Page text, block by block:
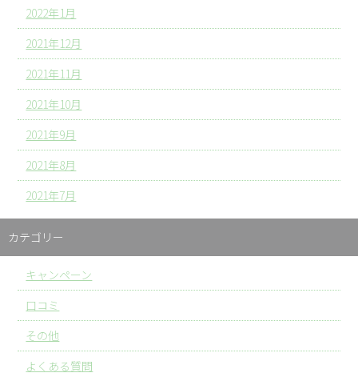
2022年1月
2021年12月
2021年11月
2021年10月
2021年9月
2021年8月
2021年7月
カテゴリー
キャンペーン
口コミ
その他
よくある質問